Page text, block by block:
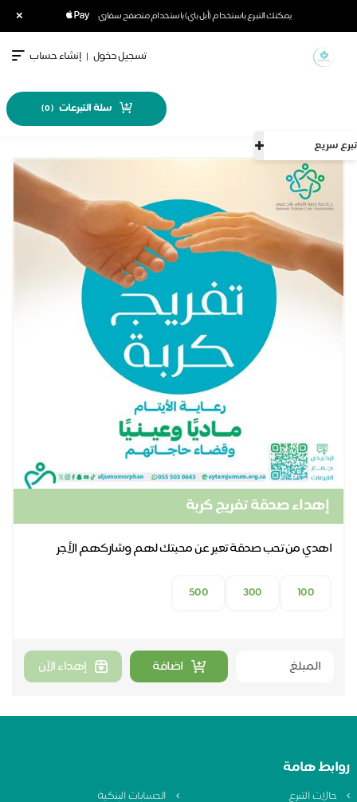
يمكنك التبرع باستخدام (أبل باي) باستخدام متصفح سفاري ×
تبرع سريع
تسجيل دخول | إنشاء حساب
سلة التبرعات (
0
)
إهداء صدقة تفريج كربة
اهدي من تحب صدقة تعبر عن محبتك لهم وشاركهم الأجر
100
300
500
اضافة إهداء الآن
روابط هامة
حالات التبرع
الحسابات البنكية